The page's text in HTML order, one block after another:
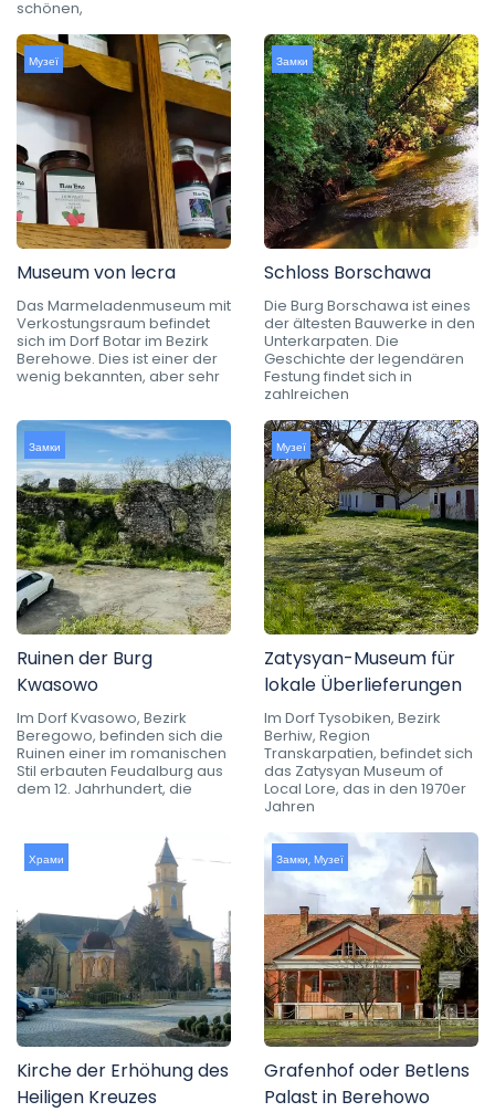
schönen,
Музеї
Museum von lecra
Das Marmeladenmuseum mit
Verkostungsraum befindet
sich im Dorf Botar im Bezirk
Berehowe. Dies ist einer der
wenig bekannten, aber sehr
Замки
Schloss Borschawa
Die Burg Borschawa ist eines
der ältesten Bauwerke in den
Unterkarpaten. Die
Geschichte der legendären
Festung findet sich in
zahlreichen
Замки
Ruinen der Burg
Kwasowo
Im Dorf Kvasowo, Bezirk
Beregowo, befinden sich die
Ruinen einer im romanischen
Stil erbauten Feudalburg aus
dem 12. Jahrhundert, die
Музеї
Zatysyan-Museum für
lokale Überlieferungen
Im Dorf Tysobiken, Bezirk
Berhiw, Region
Transkarpatien, befindet sich
das Zatysyan Museum of
Local Lore, das in den 1970er
Jahren
Храми
Kirche der Erhöhung des
Heiligen Kreuzes
Замки, Музеї
Grafenhof oder Betlens
Palast in Berehowo